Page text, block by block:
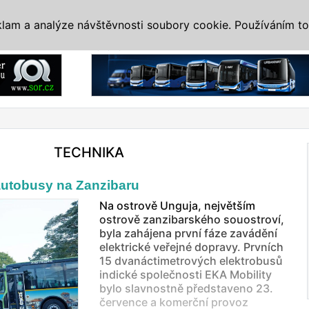
TECHNIKA
na Zanzibaru
Na ostrově Unguja, největším
ostrově zanzibarského souostroví,
byla zahájena první fáze zavádění
elektrické veřejné dopravy. Prvních
15 dvanáctimetrových elektrobusů
indické společnosti EKA Mobility
bylo slavnostně představeno 23.
července a komerční provoz
a analýze návštěvnosti soubory cookie. Používáním